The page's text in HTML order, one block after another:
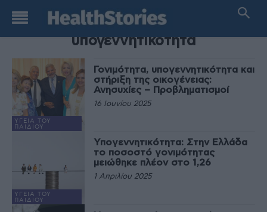
TAG
υπογεννητικότητα
ΥΓΕΊΑ ΤΟΥ
ΠΑΙΔΙΟΎ
Γονιμότητα, υπογεννητικότητα και
στήριξη της οικογένειας:
Ανησυχίες – Προβληματισμοί
16 Ιουνίου 2025
ΥΓΕΊΑ ΤΟΥ
ΠΑΙΔΙΟΎ
Yπογεννητικότητα: Στην Ελλάδα
το ποσοστό γονιμότητας
μειώθηκε πλέον στο 1,26
1 Απριλίου 2025